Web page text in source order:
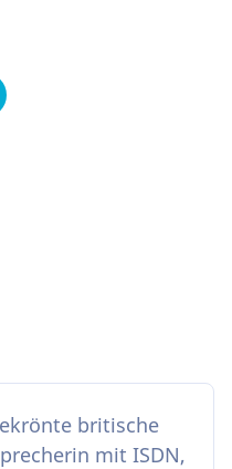
britische
mit ISDN,